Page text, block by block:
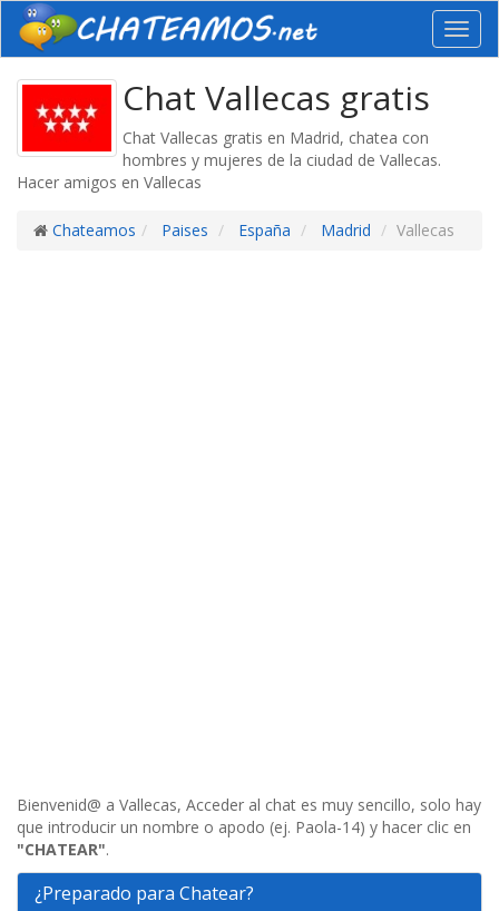
Chat Vallecas gratis
Chat Vallecas gratis en Madrid, chatea con
hombres y mujeres de la ciudad de Vallecas.
Hacer amigos en Vallecas
Chateamos Paises España Madrid Vallecas
Bienvenid@ a Vallecas, Acceder al chat es muy sencillo, solo hay
que introducir un nombre o apodo (ej. Paola-14) y hacer clic en
"CHATEAR".
¿Preparado para Chatear?